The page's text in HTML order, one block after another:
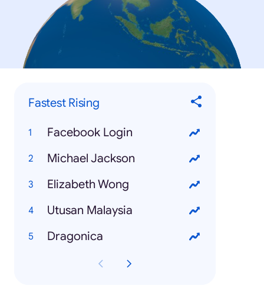
Fastest Rising
Facebook Login
Michael Jackson
Elizabeth Wong
Utusan Malaysia
Dragonica